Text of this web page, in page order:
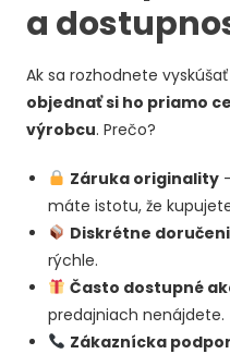
a
Ak sa rozhodnete
objednať si ho priamo
výrobcu. Prečo?
Záruka originality
máte istotu, že
Diskrétne
rýchle.
Často dostupné
predajniach nenájdete.
Zákaznícka